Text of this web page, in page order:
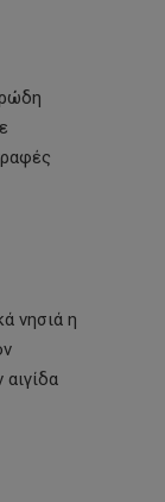
νησιά η